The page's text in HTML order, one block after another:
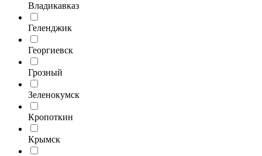
Владикавказ
Геленджик
Георгиевск
Грозный
Зеленокумск
Кропоткин
Крымск